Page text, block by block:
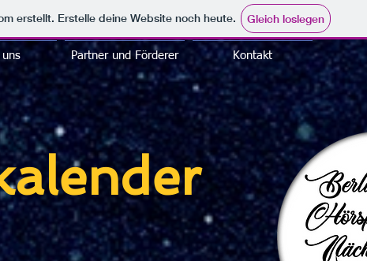
erstellt. Erstelle deine Website noch heute. Gleich loslegen
uns Partner und Förderer Kontakt